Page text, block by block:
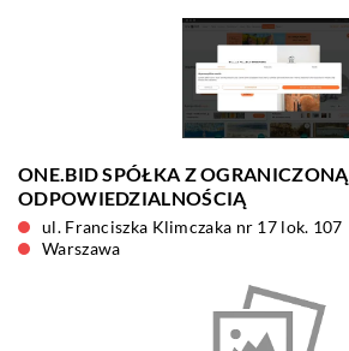
ONE.BID SPÓŁKA Z OGRANICZONĄ
ODPOWIEDZIALNOŚCIĄ
ul. Franciszka Klimczaka nr 17 lok. 107
Warszawa